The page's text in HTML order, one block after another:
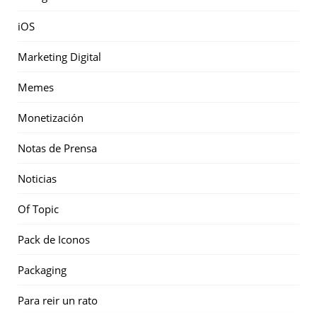
iOS
Marketing Digital
Memes
Monetización
Notas de Prensa
Noticias
Of Topic
Pack de Iconos
Packaging
Para reir un rato